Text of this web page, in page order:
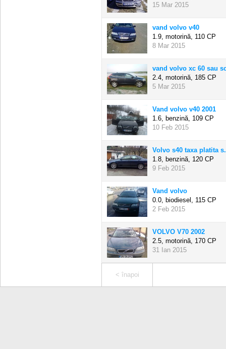
15 Mar 2015
vand volvo v40
1.9, motorină, 110 CP
8 Mar 2015
vand volvo xc 60 sau
2.4, motorină, 185 CP
5 Mar 2015
Vand volvo v40 2001
1.6, benzină, 109 CP
10 Feb 2015
Volvo s40 taxa platita
1.8, benzină, 120 CP
9 Feb 2015
Vand volvo
0.0, biodiesel, 115 CP
2 Feb 2015
VOLVO V70 2002
2.5, motorină, 170 CP
31 Ian 2015
< înapoi